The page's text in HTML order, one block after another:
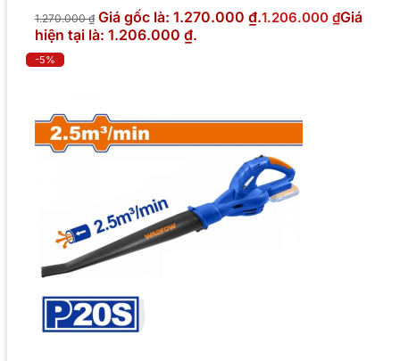
1.270.000₫ Giá gốc là: 1.270.000 ₫.1.206.000 ₫Giá
hiện tại là: 1.206.000 ₫.
-5%